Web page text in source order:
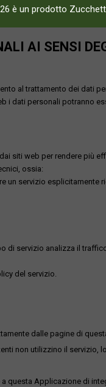
è un prodotto
AI SENSI
al trattamento dei dati
i dati personali potranno
siti web per rendere più
ossia:
un servizio esplicitamente
di servizio analizza il
del servizio.
dalle pagine di
non utilizzino il
questa Applicazione di